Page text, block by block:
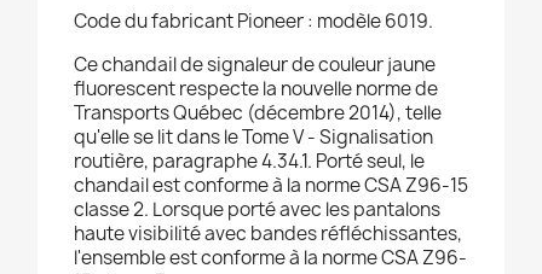
Code du fabricant Pioneer : modèle 6019.
Ce chandail de signaleur de couleur jaune
fluorescent respecte la nouvelle norme de
Transports Québec (décembre 2014), telle
qu'elle se lit dans le Tome V - Signalisation
routière, paragraphe 4.34.1. Porté seul, le
chandail est conforme à la norme CSA Z96-15
classe 2. Lorsque porté avec les pantalons
haute visibilité avec bandes réfléchissantes,
l'ensemble est conforme à la norme CSA Z96-